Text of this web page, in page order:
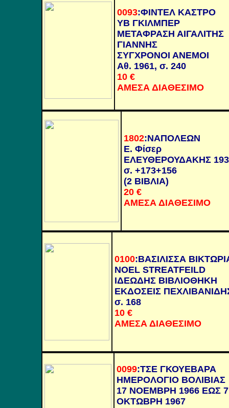
0093:ΦΙΝΤΕΛ ΚΑΣΤΡΟ
ΥΒ ΓΚΙΛΜΠΕΡ
ΜΕΤΑΦΡΑΣΗ ΑΙΓΑΛΙΤΗΣ
ΓΙΑΝΝΗΣ
ΣΥΓΧΡΟΝΟΙ ΑΝΕΜΟΙ
Αθ. 1961, σ. 240
10€
ΑΜΕΣΑ ΔΙΑΘΕΣΙΜΟ
1802:ΝΑΠΟΛΕΩΝ
Ε. Φίσερ
ΕΛΕΥΘΕΡΟΥΔΑΚΗΣ
σ. +173+156
(2 ΒΙΒΛΙΑ)
20€
ΑΜΕΣΑ ΔΙΑΘΕΣΙΜΟ
0100:ΒΑΣΙΛΙΣΣΑ
NOEL STREATFEILD
ΙΔΕΩΔΗΣ ΒΙΒΛΙΟΘΗΚΗ
ΕΚΔΟΣΕΙΣ
σ. 168
10€
ΑΜΕΣΑ ΔΙΑΘΕΣΙΜΟ
0099:ΤΣΕ ΓΚΟΥΕΒΑΡΑ
ΗΜΕΡΟΛΟΓΙΟ ΒΟΛΙΒΙΑΣ
17 ΝΟΕΜΒΡΗ 1966 ΕΩΣ 7
ΟΚΤΩΒΡΗ 1967